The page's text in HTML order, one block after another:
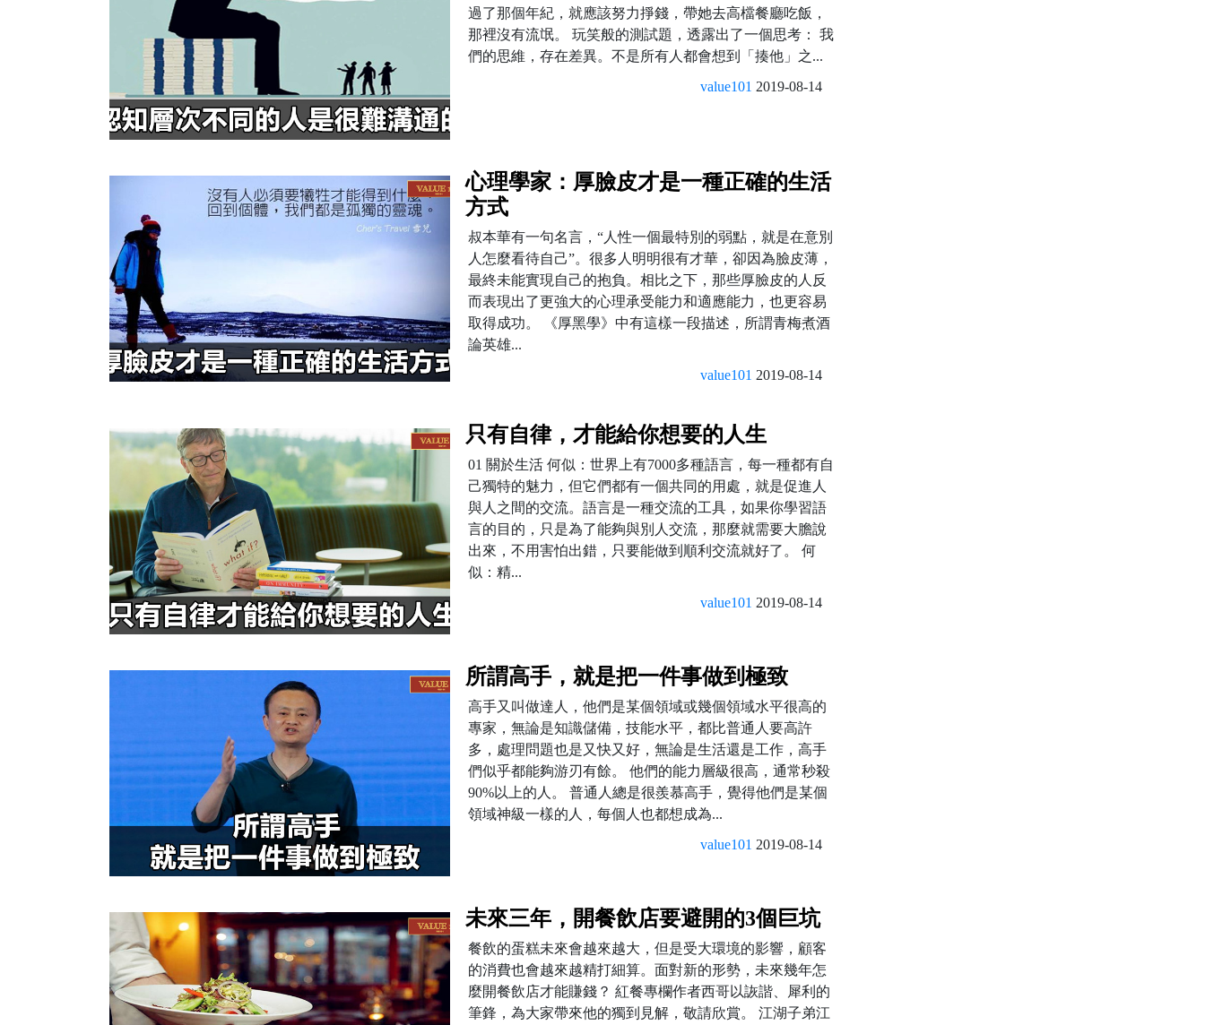
過了那個年紀，就應該努力掙錢，帶她去高檔餐廳吃飯，
那裡沒有流氓。 玩笑般的測試題，透露出了一個思考： 我
們的思維，存在差異。不是所有人都會想到「揍他」之...
value101 2019-08-14
心理學家：厚臉皮才是一種正確的生活
方式
叔本華有一句名言，“人性一個最特別的弱點，就是在意別
人怎麼看待自己”。很多人明明很有才華，卻因為臉皮薄，
最終未能實現自己的抱負。相比之下，那些厚臉皮的人反
而表現出了更強大的心理承受能力和適應能力，也更容易
取得成功。 《厚黑學》中有這樣一段描述，所謂青梅煮酒
論英雄...
value101 2019-08-14
只有自律，才能給你想要的人生
01 關於生活 何似：世界上有7000多種語言，每一種都有自
己獨特的魅力，但它們都有一個共同的用處，就是促進人
與人之間的交流。語言是一種交流的工具，如果你學習語
言的目的，只是為了能夠與別人交流，那麼就需要大膽說
出來，不用害怕出錯，只要能做到順利交流就好了。 何
似：精...
value101 2019-08-14
所謂高手，就是把一件事做到極致
高手又叫做達人，他們是某個領域或幾個領域水平很高的
專家，無論是知識儲備，技能水平，都比普通人要高許
多，處理問題也是又快又好，無論是生活還是工作，高手
們似乎都能夠游刃有餘。 他們的能力層級很高，通常秒殺
90%以上的人。 普通人總是很羨慕高手，覺得他們是某個
領域神級一樣的人，每個人也都想成為...
value101 2019-08-14
未來三年，開餐飲店要避開的3個巨坑
餐飲的蛋糕未來會越來越大，但是受大環境的影響，顧客
的消費也會越來越精打細算。面對新的形勢，未來幾年怎
麼開餐飲店才能賺錢？ 紅餐專欄作者西哥以詼諧、犀利的
筆鋒，為大家帶來他的獨到見解，敬請欣賞。 江湖子弟江